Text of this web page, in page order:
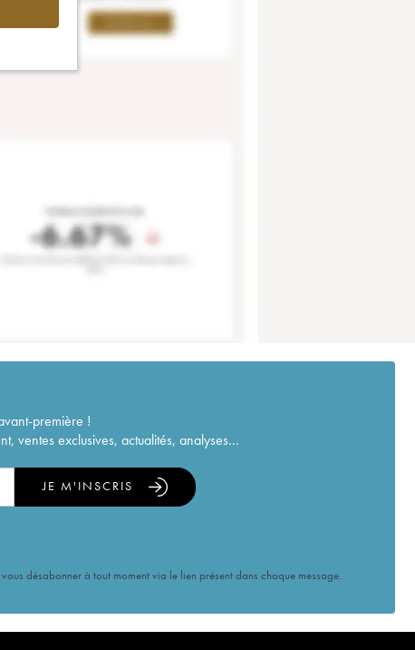
première !
ventes exclusives, actualités, analyses...
JE M'INSCRIS
désabonner à tout moment via le lien présent dans chaque message.